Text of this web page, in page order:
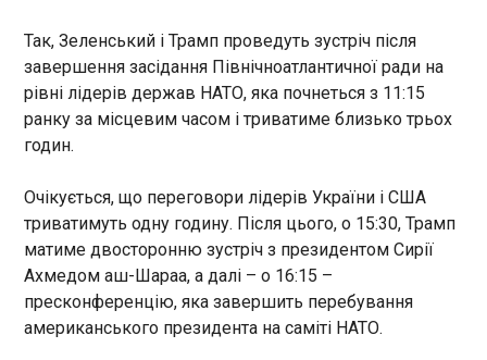
Ізраїлем, досягнутої за посередництва США.
Представник ХАМАСу Ісмаїл аль-Тавабта
заявив, що на своїх місцях залишиться лише
технічний та адміністративний персонал, який
забезпечуватиме роботу держслужб до
завершення передачі повноважень. За даними
справами має взяти на себе національний
комітет технократів на чолі з Алі Шаатом. Для
сприяння передачі влади нібито вже створено
робочу групу за участю представників
державних структур, палестинських фракцій та
незалежних діячів. Найближчими днями у Каїрі
продовжаться переговори між ХАМАС, іншими
авіапального Росією
Постачання авіаційного пального японського
походження до Росії через треті країни або
перевантаження між суднами є забороненим.
Про це заявив міністр торгівлі Японії Рьосей
можливий імпорт такого пального Росією.
передає Reuters, у вівторок, 7 липня.
ЧИТАТЬ
Конституційний суд Казахстану “обнулив”
президентський термін Токаєва
Так, Зеленський і Трамп проведуть зустріч після
завершення засідання Північноатлантичної ради на
рівні лідерів держав НАТО, яка почнеться з 11:15
ранку за місцевим часом і триватиме близько трьох
годин.
Очікується, що переговори лідерів України і США
триватимуть одну годину. Після цього, о 15:30, Трамп
матиме двосторонню зустріч з президентом Сирії
Ахмедом аш-Шараа, а далі – о 16:15 –
пресконференцію, яка завершить перебування
американського президента на саміті НАТО.